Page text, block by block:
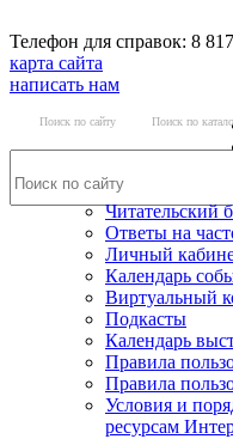
Телефон для справок: 8
карта сайта
написать нам
Поиск по сайту Поиск по
Ответы на
Личный
Календарь
Виртуальный
Подкасты
Календарь
Правила
Правила
Условия и
ресурсам